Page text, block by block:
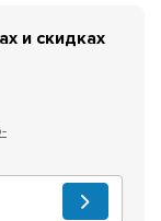
и скидках